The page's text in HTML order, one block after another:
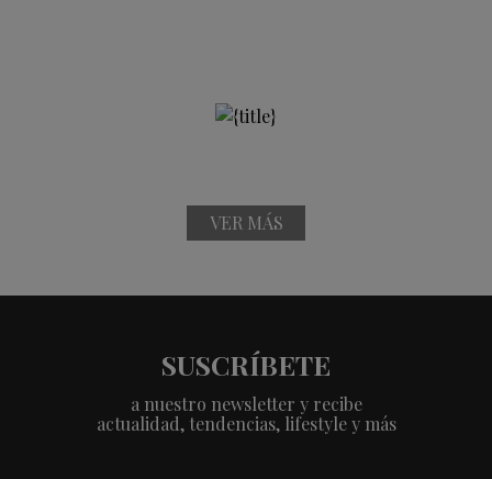
VER MÁS
SUSCRÍBETE
a nuestro newsletter y recibe
actualidad, tendencias, lifestyle y más